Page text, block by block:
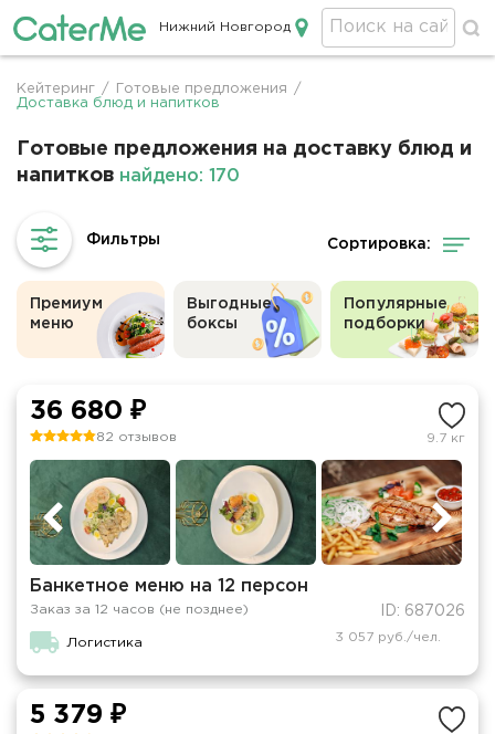
Кейтеринг в Нижнем Новгороде
Нижний Новгород
Строка
Кейтеринг / Готовые предложения
/
Доставка блюд и напитков
Готовые предложения на доставку блюд и
напитков найдено: 170
Сортировка:
Премиум
меню
Выгодные
боксы
Популярные
подборки
36 680 ₽
82 отзывов 9.7 кг
Банкетное меню на 12 персон
Заказ за 12 часов (не позднее) ID: 687026
Логистика 3 057 руб./чел.
5 379 ₽